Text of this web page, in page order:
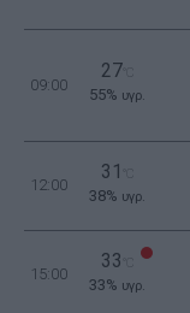
09:00
27
55% υγρ.
12:00
31
38% υγρ.
15:00
33
33% υγρ.